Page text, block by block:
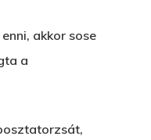
akkor sose
a